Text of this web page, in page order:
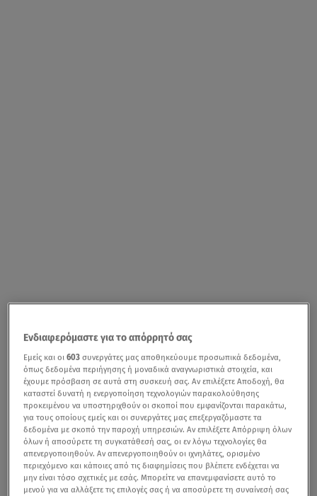
Ενδιαφερόμαστε για το απόρρητό σας
Εμείς και οι603 συνεργάτες μας αποθηκεύουμε προσωπικά δεδομένα,
όπως δεδομένα περιήγησης ή μοναδικά αναγνωριστικά στοιχεία, και
έχουμε πρόσβαση σε αυτά στη συσκευή σας. Αν επιλέξετε Αποδοχή, θα
καταστεί δυνατή η ενεργοποίηση τεχνολογιών παρακολούθησης
προκειμένου να υποστηριχθούν οι σκοποί που εμφανίζονται παρακάτω,
για τους οποίους εμείς και οι συνεργάτες μας επεξεργαζόμαστε τα
δεδομένα με σκοπό την παροχή υπηρεσιών. Αν επιλέξετε Απόρριψη όλων
όλων ή αποσύρετε τη συγκατάθεσή σας, οι εν λόγω τεχνολογίες θα
απενεργοποιηθούν. Αν απενεργοποιηθούν οι ιχνηλάτες, ορισμένο
περιεχόμενο και κάποιες από τις διαφημίσεις που βλέπετε ενδέχεται να
μην είναι τόσο σχετικές με εσάς. Μπορείτε να επανεμφανίσετε αυτό το
μενού για να αλλάξετε τις επιλογές σας ή να αποσύρετε τη συναίνεσή σας